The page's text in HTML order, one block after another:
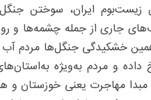
زیست‌بوم ایران، سوختن
جاری از جمله چشمه‌ها و
خشکیدگی جنگل‌ها مردم
و مردم به‌ویژه
مهاجرت یعنی خوزستان